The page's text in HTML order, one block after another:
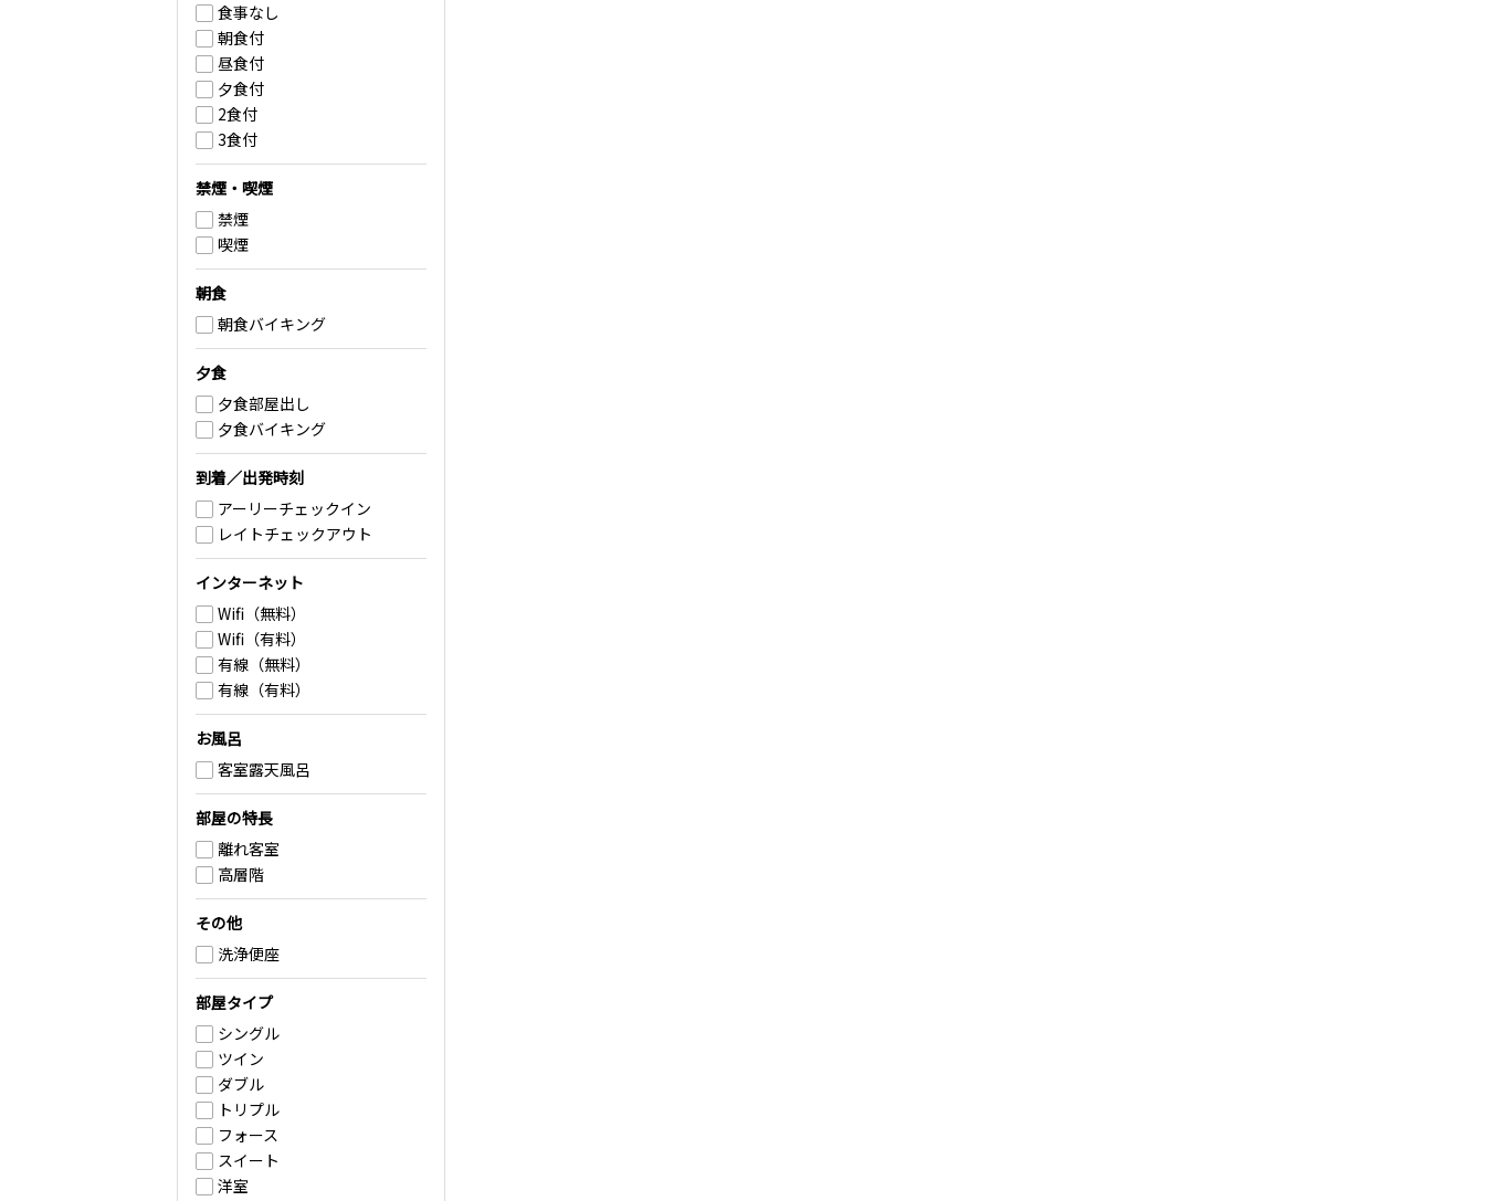
食事なし
朝食付
昼食付
夕食付
2食付
3食付
禁煙・喫煙
禁煙
喫煙
朝食
朝食バイキング
夕食
夕食部屋出し
夕食バイキング
到着／出発時刻
アーリーチェックイン
レイトチェックアウト
インターネット
Wifi（無料）
Wifi（有料）
有線（無料）
有線（有料）
お風呂
客室露天風呂
部屋の特長
離れ客室
高層階
その他
洗浄便座
部屋タイプ
シングル
ツイン
ダブル
トリプル
フォース
スイート
洋室